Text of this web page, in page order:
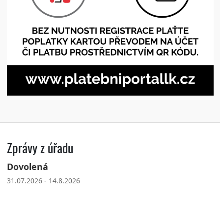
Zprávy z úřadu
Dovolená
31.07.2026 - 14.8.2026